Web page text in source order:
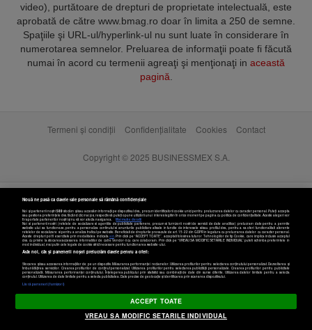
video), purtătoare de drepturi de proprietate intelectuală, este
aprobată de către www.bmag.ro doar în limita a 250 de semne.
Spaţiile şi URL-ul/hyperlink-ul nu sunt luate în considerare în
numerotarea semnelor. Preluarea de informaţii poate fi făcută
numai în acord cu termenii agreaţi şi menţionaţi in această
pagină.
Termeni și condiții Confidențialitate Cookies Contact
Copyright © 2025 BUSINESSMEX S.A.
Setări cookies
Nouă ne pasă ca datele tale personale să rămână confidențiale
Noi și partenerii noștri589stocăm și/sau accesăm informații pe dispozitivul dvs., precum identificatorii cookie unici pentru prelucrarea datelor cu caracter personal. Puteți accepta
sau gestiona preferințele dvs. făcând clic mai jos, respectiv vă puteți opune utilizării unui interes legitim în orice moment pe pagina cu politica de confidențialitate. Aceste alegeri vor
fi raportate partenerilor noștri și nu vă vor afecta navigarea.
Mai multe detalii
Noi si partenerii nostri (retelele de socializare si agentiile de publicitate partenere, precum si furnizorii nostri de servicii de date analitice) prelucram date pentru a permite
website-ului sa functioneze, pentru a personaliza continutul si anunturile publicitare afisate in functie de interesele si/sau profilul dvs., pentru a va oferi functionalitati aferente
retelelor de socializare si pentru a analiza traficul pe website. Beneficiati de drepturile prevazute de art. 15-22 din GDPR in legatura cu prelucrarea datelor cu caracter personal.
Aceste drepturi pot fi exercitate prin modalitatea indicataaici. Prin click pe “ACCEPT TOATE”, acceptati folosirea tuturor Tehnologiilor de tip Cookie, care implica inclusiv acceptul
dvs. cu privire la stocarea/accesarea informatiilor de catre Vendor-ii cu care colaboram. Prin click pe “VREAU SA MODIFIC SETARILE INDIVIDUAL” puteti schimba preferintele in
mod individual, mai putin cele legate de cookie strict necesare pentru functionarea website-ului.
Atât noi, cât și partenerii noștri prelucrăm datele pentru a oferi:
Stocarea și/sau accesarea informațiilor de pe un dispozitiv. Măsurarea performanței reclamelor. Utilizarea profilurilor pentru selectarea conținutului personalizat. Dezvoltarea și
îmbunătățirea serviciilor. Crearea profilurilor de conținut personalizat. Utilizarea profilurilor pentru selectarea publicității personalizate. Crearea profilurilor pentru publicitate
personalizată. Măsurarea performanței conținutului. Înțelegerea publicului prin statistici sau combinații de date din surse diferite. Utilizarea datelor limitate pentru a selecta
conținutul. Utilizarea de date limitate pentru a selecta publicitatea. Date precise de geolocație și identificarea prin scanarea dispozitivului.
Listă parteneri (furnizori)
ACCEPT TOATE
VREAU SA MODIFIC SETARILE INDIVIDUAL